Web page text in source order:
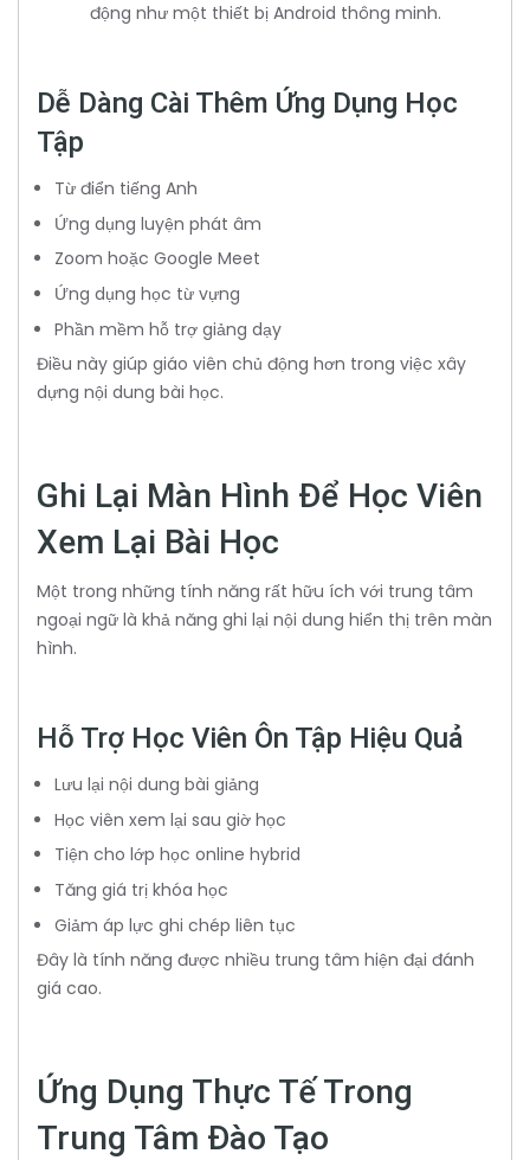
động như một thiết bị Android thông minh.
Dễ Dàng Cài Thêm Ứng Dụng Học
Tập
Từ điển tiếng Anh
Ứng dụng luyện phát âm
Zoom hoặc Google Meet
Ứng dụng học từ vựng
Phần mềm hỗ trợ giảng dạy
Điều này giúp giáo viên chủ động hơn trong việc xây
dựng nội dung bài học.
Ghi Lại Màn Hình Để Học Viên
Xem Lại Bài Học
Một trong những tính năng rất hữu ích với trung tâm
ngoại ngữ là khả năng ghi lại nội dung hiển thị trên màn
hình.
Hỗ Trợ Học Viên Ôn Tập Hiệu Quả
Lưu lại nội dung bài giảng
Học viên xem lại sau giờ học
Tiện cho lớp học online hybrid
Tăng giá trị khóa học
Giảm áp lực ghi chép liên tục
Đây là tính năng được nhiều trung tâm hiện đại đánh
giá cao.
Ứng Dụng Thực Tế Trong
Trung Tâm Đào Tạo